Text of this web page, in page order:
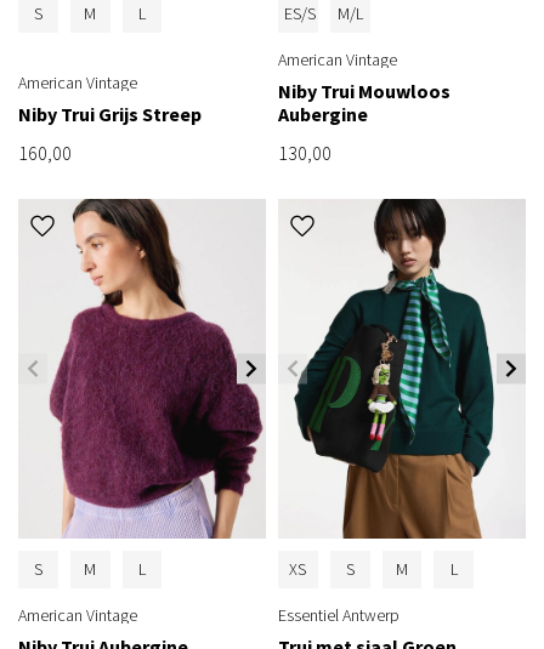
S M L
American Vintage
Niby Trui Grijs Streep
160,00
ES/S M/L
American Vintage
Niby Trui Mouwloos
Aubergine
130,00
S M L
American Vintage
XS S M L
Essentiel Antwerp